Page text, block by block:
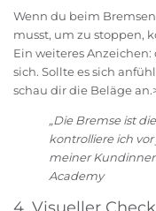
Wenn du beim
musst, um zu stoppen,
Ein weiteres
sich. Sollte es sich
schau dir die Beläge
„Die Bremse ist
kontrolliere ich
meiner
Academy